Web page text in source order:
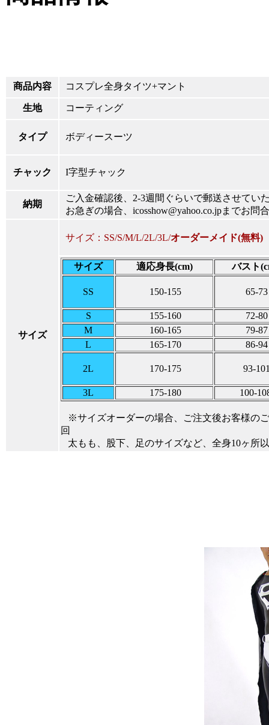
商品内容 コスプレ全身タイツ+マント
生地 コーティング
タイプ ボディースーツ
チャック I字型チャック
納期
ご入金確認後、2-3週間ぐらいで郵送させてい
お急ぎの場合、icosshow@yahoo.co.jpまでお問
サイズ
サイズ：SS/S/M/L/2L/3L/オーダーメイド(無料)
サイズ 適応身長(cm) バスト
SS 150-155 65-73
S 155-160
72-80
M
160-165
79-87
L
165-170 86-94
2L 170-175 93-
3L 175-180 100-
※サイズオーダーの場合、ご注文後お客様の
回
太もも、股下、足のサイズなど、全身10ヶ所